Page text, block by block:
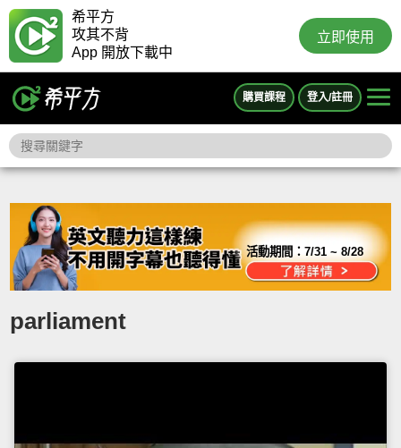
希平方
攻其不背
App 開放下載中
立即使用
購買課程 登入/註冊
活動期間：7/31 ~ 8/28
parliament